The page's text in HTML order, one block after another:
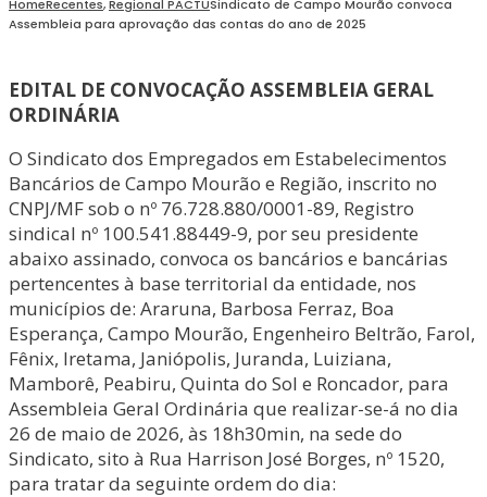
HomeRecentes,Regional PACTUSindicato de Campo Mourão convoca
Assembleia para aprovação das contas do ano de 2025
EDITAL DE CONVOCAÇÃO ASSEMBLEIA GERAL
ORDINÁRIA
O Sindicato dos Empregados em Estabelecimentos
Bancários de Campo Mourão e Região, inscrito no
CNPJ/MF sob o nº 76.728.880/0001-89, Registro
sindical nº 100.541.88449-9, por seu presidente
abaixo assinado, convoca os bancários e bancárias
pertencentes à base territorial da entidade, nos
municípios de: Araruna, Barbosa Ferraz, Boa
Esperança, Campo Mourão, Engenheiro Beltrão, Farol,
Fênix, Iretama, Janiópolis, Juranda, Luiziana,
Mamborê, Peabiru, Quinta do Sol e Roncador, para
Assembleia Geral Ordinária que realizar-se-á no dia
26 de maio de 2026, às 18h30min, na sede do
Sindicato, sito à Rua Harrison José Borges, nº 1520,
para tratar da seguinte ordem do dia: